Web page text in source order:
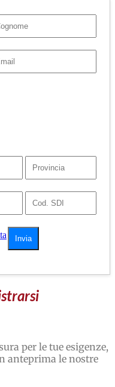
per le tue esigenze,
anteprima le nostre